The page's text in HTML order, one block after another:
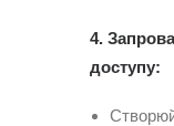
4.
доступу: